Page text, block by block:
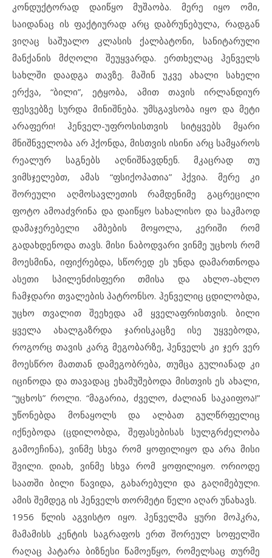
კონდუქტორად დაიწყო მუშაობა. მერე იყო ომი,
საიდანაც ის ფაქტიურად არც დაბრუნებულა, რადგან
ვიღაც საშუალო კლასის ქალბატონი, სანიტარული
მანქანის მძღოლი შეუყვარდა. ერთხელაც ჰენველს
სახლში დაადგა თავზე. მაშინ უკვე ახალი სახელი
ერქვა, “ბილი”, ეტყობა, ამით თავის ირლანდიურ
ფესვებზე სურდა მინიშნება. უმსგავსობა იყო და მეტი
არაფერი! ჰენველ-უფროსისთვის სიტყვებს მყარი
მნიშნველობა არ ჰქონდა, მისთვის ისინი არც სამყაროს
რეალურ საგნებს აღნიშნავდნენ. მკაცრად თუ
ვიმსჯელებთ, ამას “ფსიქოპათია” ჰქვია. მერე კი
შორეული აღმოსავლეთის რამდენიმე გაცრეცილი
ფოტო ამოაძვრინა და დაიწყო სახალისო და საკმაოდ
დამაჯერებელი ამბების მოყოლა, კერიში რომ
გადახდენოდა თავს. მისი ნაბოდვარი ვინმე უცხოს რომ
მოესმინა, იფიქრებდა, სწორედ ეს უნდა დამართნოდა
ასეთი სპილენძისფერი თმისა და ახლო-ახლო
ჩამჯდარი თვალების პატრონსო. ჰენველიც ცდილობდა,
უცხო თვალით შეეხედა ამ ყველაფრისთვის. ბილი
ყველა ახალგაზრდა ჯარისკაცზე ისე უყვებოდა,
როგორც თავის კარგ მეგობარზე, ჰენველს კი ჯერ ვერ
მოესწრო მათთან დამეგობრება, თუმცა გულიანად კი
იცინოდა და თავადაც ეხამუშებოდა მისთვის ეს ახალი,
“უცხოს” როლი. “მაგარია, ძველო, ძალიან საკაიფოა!”
უწონებდა მონაყოლს და ალბათ გულწრფელიც
იქნებოდა (ცდილობდა, შეფასებისას სულგრძელობა
გამოეჩინა), ვინმე სხვა რომ ყოფილიყო და არა მისი
შვილი. დიახ, ვინმე სხვა რომ ყოფილიყო. ორიოდე
საათში ბილი წავიდა, გახარებული და გაღიმებული.
ამის შემდეგ ის ჰენველს თორმეტი წელი აღარ უნახავს.
1956 წლის აგვისტო იყო. ჰენველმა ყური მოჰკრა,
მამამისს კენტის საგრაფოს ერთ შორეულ სოფელში
რაღაც პატარა ბიზნესი წამოეწყო, რომელსაც თურმე